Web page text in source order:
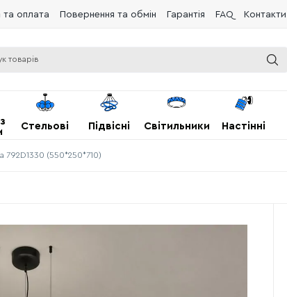
та оплата Повернення та обмін Гарантія FAQ Контакти
Стельові Підвісні Світильники Настінні
792D1330 (550*250*710)